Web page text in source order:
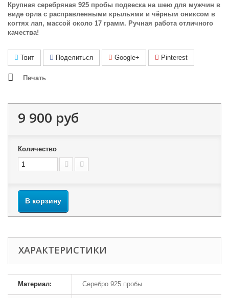
Крупная серебряная 925 пробы подвеска на шею для мужчин в
виде орла с расправленными крыльями и чёрным ониксом в
когтях лап, массой около 17 грамм. Ручная работа отличного
качества!
Твит Поделиться Google+ Pinterest
Печать
9 900 руб
Количество
В корзину
ХАРАКТЕРИСТИКИ
Материал: Серебро 925 пробы